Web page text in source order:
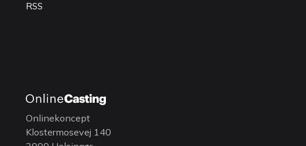
RSS
Onlinekoncept
Klostermosevej 140